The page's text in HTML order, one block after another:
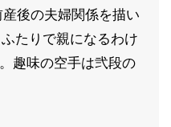
後の夫婦関係を描い
たりで親になるわけ
趣味の空手は弐段の